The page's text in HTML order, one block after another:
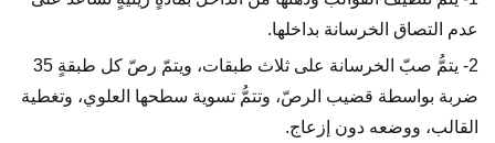
عدم التصاق الخرسانة بداخلها.
2- يتمُّ صبّ الخرسانة على ثلاث طبقات، ويتمّ رصّ كل طبقةٍ 35
ضربة بواسطة قضيب الرصّ، وتتمُّ تسوية سطحها العلوي، وتغطية
القالب، ووضعه دون إزعاج.